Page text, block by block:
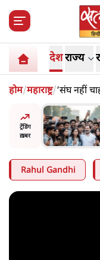
देशराज्य
होम/महाराष्ट्र/‘संघ नहीं
ट्रेंडिंग
ख़बर
'छात्रों
मंज़ूरी
Rahul Gandhi